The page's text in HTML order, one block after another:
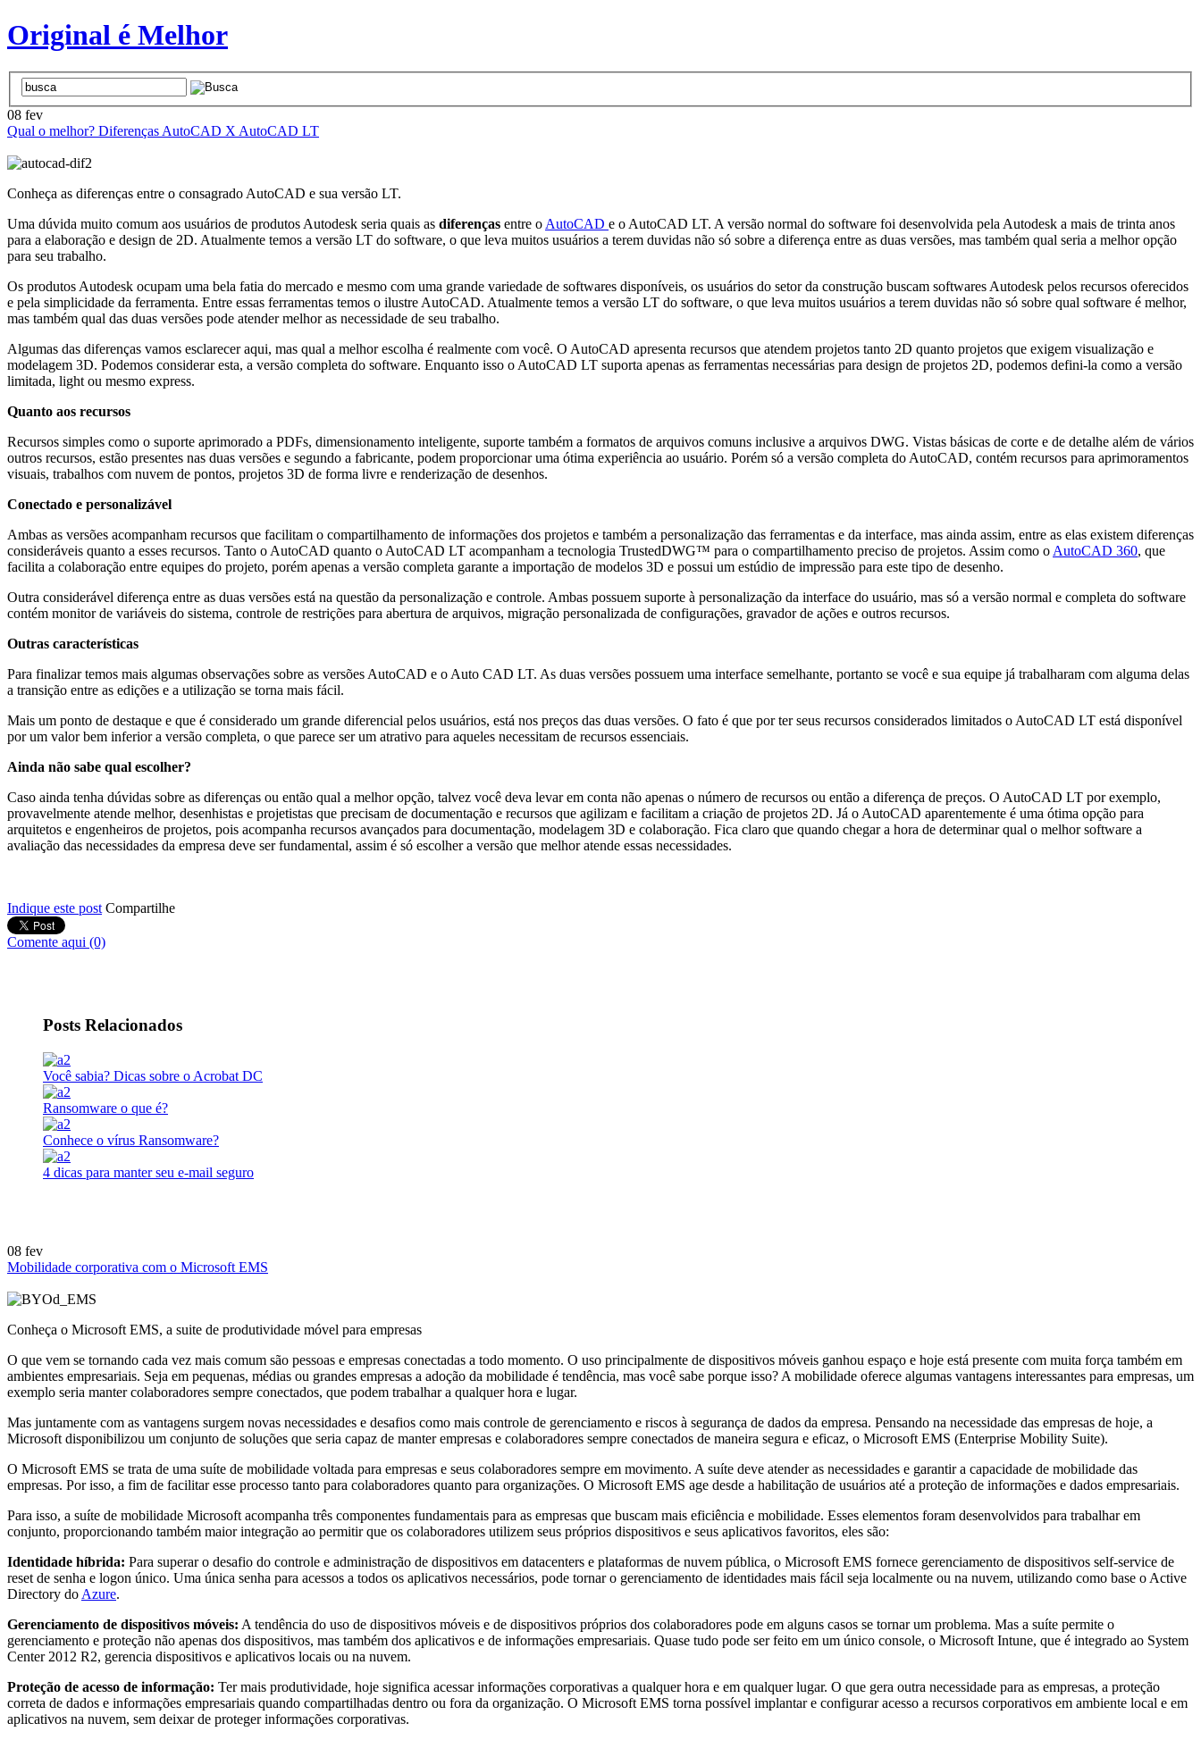
Original é Melhor
08 fev
Qual o melhor? Diferenças AutoCAD X AutoCAD LT
Conheça as diferenças entre o consagrado AutoCAD e sua versão LT.
Uma dúvida muito comum aos usuários de produtos Autodesk seria quais as diferenças entre oAutoCAD e o AutoCAD LT. A versão normal do software foi desenvolvida pela Autodesk a mais de trinta anos
para a elaboração e design de 2D. Atualmente temos a versão LT do software, o que leva muitos usuários a terem duvidas não só sobre a diferença entre as duas versões, mas também qual seria a melhor opção
para seu trabalho.
Os produtos Autodesk ocupam uma bela fatia do mercado e mesmo com uma grande variedade de softwares disponíveis, os usuários do setor da construção buscam softwares Autodesk pelos recursos oferecidos
e pela simplicidade da ferramenta. Entre essas ferramentas temos o ilustre AutoCAD. Atualmente temos a versão LT do software, o que leva muitos usuários a terem duvidas não só sobre qual software é melhor,
mas também qual das duas versões pode atender melhor as necessidade de seu trabalho.
Algumas das diferenças vamos esclarecer aqui, mas qual a melhor escolha é realmente com você. O AutoCAD apresenta recursos que atendem projetos tanto 2D quanto projetos que exigem visualização e
modelagem 3D. Podemos considerar esta, a versão completa do software. Enquanto isso o AutoCAD LT suporta apenas as ferramentas necessárias para design de projetos 2D, podemos defini-la como a versão
limitada, light ou mesmo express.
Quanto aos recursos
Recursos simples como o suporte aprimorado a PDFs, dimensionamento inteligente, suporte também a formatos de arquivos comuns inclusive a arquivos DWG. Vistas básicas de corte e de detalhe além de vários
outros recursos, estão presentes nas duas versões e segundo a fabricante, podem proporcionar uma ótima experiência ao usuário. Porém só a versão completa do AutoCAD, contém recursos para aprimoramentos
visuais, trabalhos com nuvem de pontos, projetos 3D de forma livre e renderização de desenhos.
Conectado e personalizável
Ambas as versões acompanham recursos que facilitam o compartilhamento de informações dos projetos e também a personalização das ferramentas e da interface, mas ainda assim, entre as elas existem diferenças
consideráveis quanto a esses recursos. Tanto o AutoCAD quanto o AutoCAD LT acompanham a tecnologia TrustedDWG™ para o compartilhamento preciso de projetos. Assim como oAutoCAD 360, que
facilita a colaboração entre equipes do projeto, porém apenas a versão completa garante a importação de modelos 3D e possui um estúdio de impressão para este tipo de desenho.
Outra considerável diferença entre as duas versões está na questão da personalização e controle. Ambas possuem suporte à personalização da interface do usuário, mas só a versão normal e completa do software
contém monitor de variáveis do sistema, controle de restrições para abertura de arquivos, migração personalizada de configurações, gravador de ações e outros recursos.
Outras características
Para finalizar temos mais algumas observações sobre as versões AutoCAD e o Auto CAD LT. As duas versões possuem uma interface semelhante, portanto se você e sua equipe já trabalharam com alguma delas
a transição entre as edições e a utilização se torna mais fácil.
Mais um ponto de destaque e que é considerado um grande diferencial pelos usuários, está nos preços das duas versões. O fato é que por ter seus recursos considerados limitados o AutoCAD LT está disponível
por um valor bem inferior a versão completa, o que parece ser um atrativo para aqueles necessitam de recursos essenciais.
Ainda não sabe qual escolher?
Caso ainda tenha dúvidas sobre as diferenças ou então qual a melhor opção, talvez você deva levar em conta não apenas o número de recursos ou então a diferença de preços. O AutoCAD LT por exemplo,
provavelmente atende melhor, desenhistas e projetistas que precisam de documentação e recursos que agilizam e facilitam a criação de projetos 2D. Já o AutoCAD aparentemente é uma ótima opção para
arquitetos e engenheiros de projetos, pois acompanha recursos avançados para documentação, modelagem 3D e colaboração. Fica claro que quando chegar a hora de determinar qual o melhor software a
avaliação das necessidades da empresa deve ser fundamental, assim é só escolher a versão que melhor atende essas necessidades.
Indique este post Compartilhe
Comente aqui (0)
Posts Relacionados
Você sabia? Dicas sobre o Acrobat DC
Ransomware o que é?
Conhece o vírus Ransomware?
4 dicas para manter seu e-mail seguro
08 fev
Mobilidade corporativa com o Microsoft EMS
Conheça o Microsoft EMS, a suite de produtividade móvel para empresas
O que vem se tornando cada vez mais comum são pessoas e empresas conectadas a todo momento. O uso principalmente de dispositivos móveis ganhou espaço e hoje está presente com muita força também em
ambientes empresariais. Seja em pequenas, médias ou grandes empresas a adoção da mobilidade é tendência, mas você sabe porque isso? A mobilidade oferece algumas vantagens interessantes para empresas, um
exemplo seria manter colaboradores sempre conectados, que podem trabalhar a qualquer hora e lugar.
Mas juntamente com as vantagens surgem novas necessidades e desafios como mais controle de gerenciamento e riscos à segurança de dados da empresa. Pensando na necessidade das empresas de hoje, a
Microsoft disponibilizou um conjunto de soluções que seria capaz de manter empresas e colaboradores sempre conectados de maneira segura e eficaz, o Microsoft EMS (Enterprise Mobility Suite).
O Microsoft EMS se trata de uma suíte de mobilidade voltada para empresas e seus colaboradores sempre em movimento. A suíte deve atender as necessidades e garantir a capacidade de mobilidade das
empresas. Por isso, a fim de facilitar esse processo tanto para colaboradores quanto para organizações. O Microsoft EMS age desde a habilitação de usuários até a proteção de informações e dados empresariais.
Para isso, a suíte de mobilidade Microsoft acompanha três componentes fundamentais para as empresas que buscam mais eficiência e mobilidade. Esses elementos foram desenvolvidos para trabalhar em
conjunto, proporcionando também maior integração ao permitir que os colaboradores utilizem seus próprios dispositivos e seus aplicativos favoritos, eles são:
Identidade híbrida: Para superar o desafio do controle e administração de dispositivos em datacenters e plataformas de nuvem pública, o Microsoft EMS fornece gerenciamento de dispositivos self-service de
reset de senha e logon único. Uma única senha para acessos a todos os aplicativos necessários, pode tornar o gerenciamento de identidades mais fácil seja localmente ou na nuvem, utilizando como base o Active
Directory do Azure.
Gerenciamento de dispositivos móveis: A tendência do uso de dispositivos móveis e de dispositivos próprios dos colaboradores pode em alguns casos se tornar um problema. Mas a suíte permite o
gerenciamento e proteção não apenas dos dispositivos, mas também dos aplicativos e de informações empresariais. Quase tudo pode ser feito em um único console, o Microsoft Intune, que é integrado ao System
Center 2012 R2, gerencia dispositivos e aplicativos locais ou na nuvem.
Proteção de acesso de informação: Ter mais produtividade, hoje significa acessar informações corporativas a qualquer hora e em qualquer lugar. O que gera outra necessidade para as empresas, a proteção
correta de dados e informações empresariais quando compartilhadas dentro ou fora da organização. O Microsoft EMS torna possível implantar e configurar acesso a recursos corporativos em ambiente local e em
aplicativos na nuvem, sem deixar de proteger informações corporativas.